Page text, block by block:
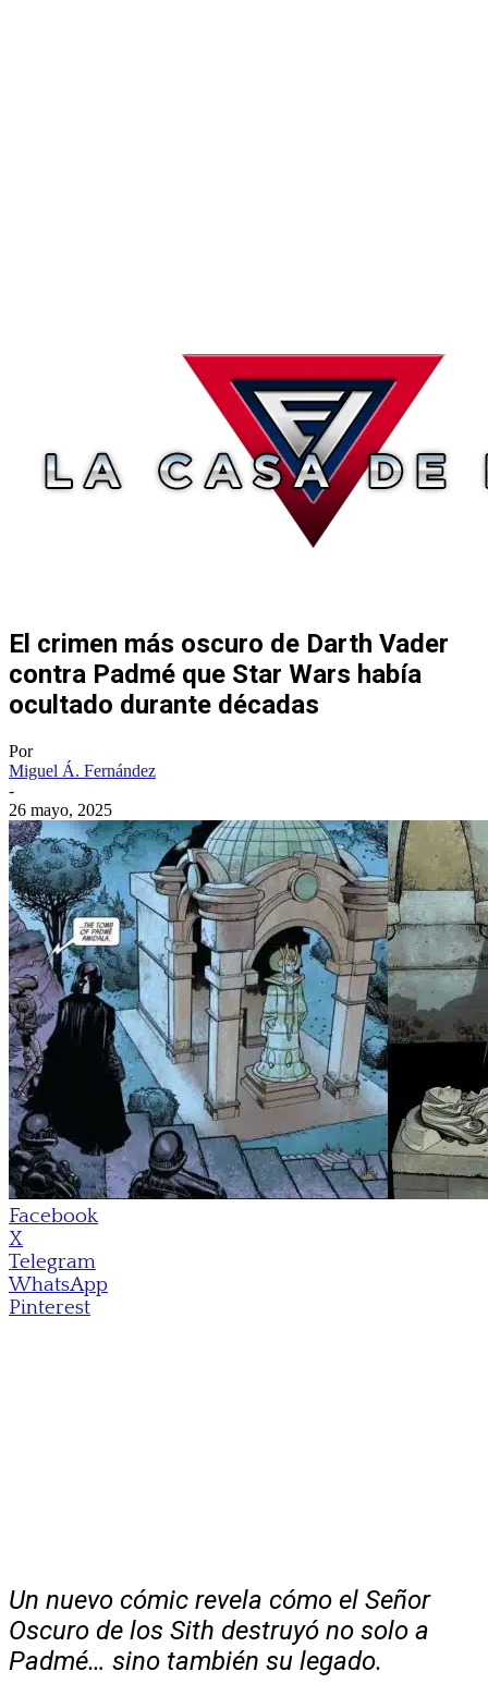
El crimen más oscuro de Darth Vader
contra Padmé que Star Wars había
ocultado durante décadas
Por
Miguel Á. Fernández
-
26 mayo, 2025
Facebook
X
Telegram
WhatsApp
Pinterest
Un nuevo cómic revela cómo el Señor
Oscuro de los Sith destruyó no solo a
Padmé… sino también su legado.